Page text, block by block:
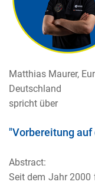
Matthias Maurer,
Deutschland
spricht über
"Vorbereitung
Abstract:
Seit dem Jahr 2000